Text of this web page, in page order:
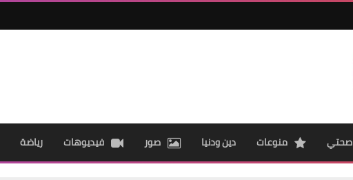
صحتي منوعات دين ودنيا صور فيديوهات رياضة